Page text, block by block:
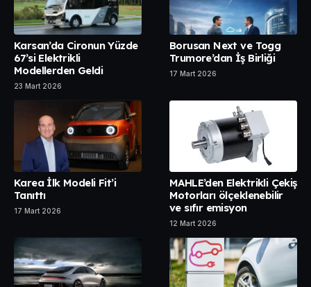
Karsan’da Cironun Yüzde
67’si Elektrikli
Modellerden Geldi
23 Mart 2026
Borusan Next ve Togg
Trumore’dan İş Birliği
17 Mart 2026
Karea İlk Modeli Fit’i
Tanıttı
17 Mart 2026
MAHLE’den Elektrikli Çekiş
Motorları ölçeklenebilir
ve sıfır emisyon
12 Mart 2026